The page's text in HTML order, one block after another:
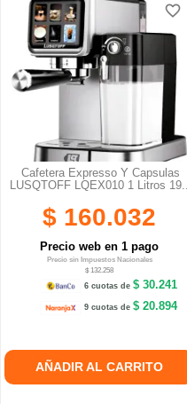
Cafetera Expresso Y Capsulas
LUSQTOFF LQEX010 1 Litros 19...
$ 160.032
Precio web en 1 pago
Precio sin Impuestos Nacionales
$ 132.258
6 cuotas de$ 30.241
9 cuotas de$ 20.894
AÑADIR AL CARRITO
favorite_border
favorite_border